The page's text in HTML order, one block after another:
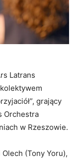
Latrans
grający
Orchestra
w Rzeszowie.
(Tony Yoru),